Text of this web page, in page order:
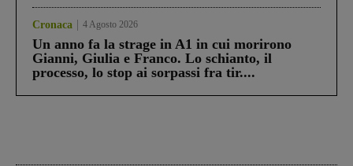
Cronaca 4 Agosto 2026
Un anno fa la strage in A1 in cui morirono
Gianni, Giulia e Franco. Lo schianto, il
processo, lo stop ai sorpassi fra tir....